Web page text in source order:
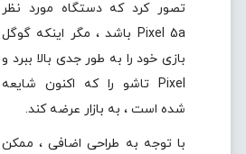
تصور کرد که دستگاه مورد نظر
Pixel 5a باشد ، مگر اینکه گوگل
بازی خود را به طور جدی بالا ببرد و
Pixel تاشو را که اکنون شایعه
شده است ، به بازار عرضه کند.
با توجه به طراحی اضافی ، ممکن